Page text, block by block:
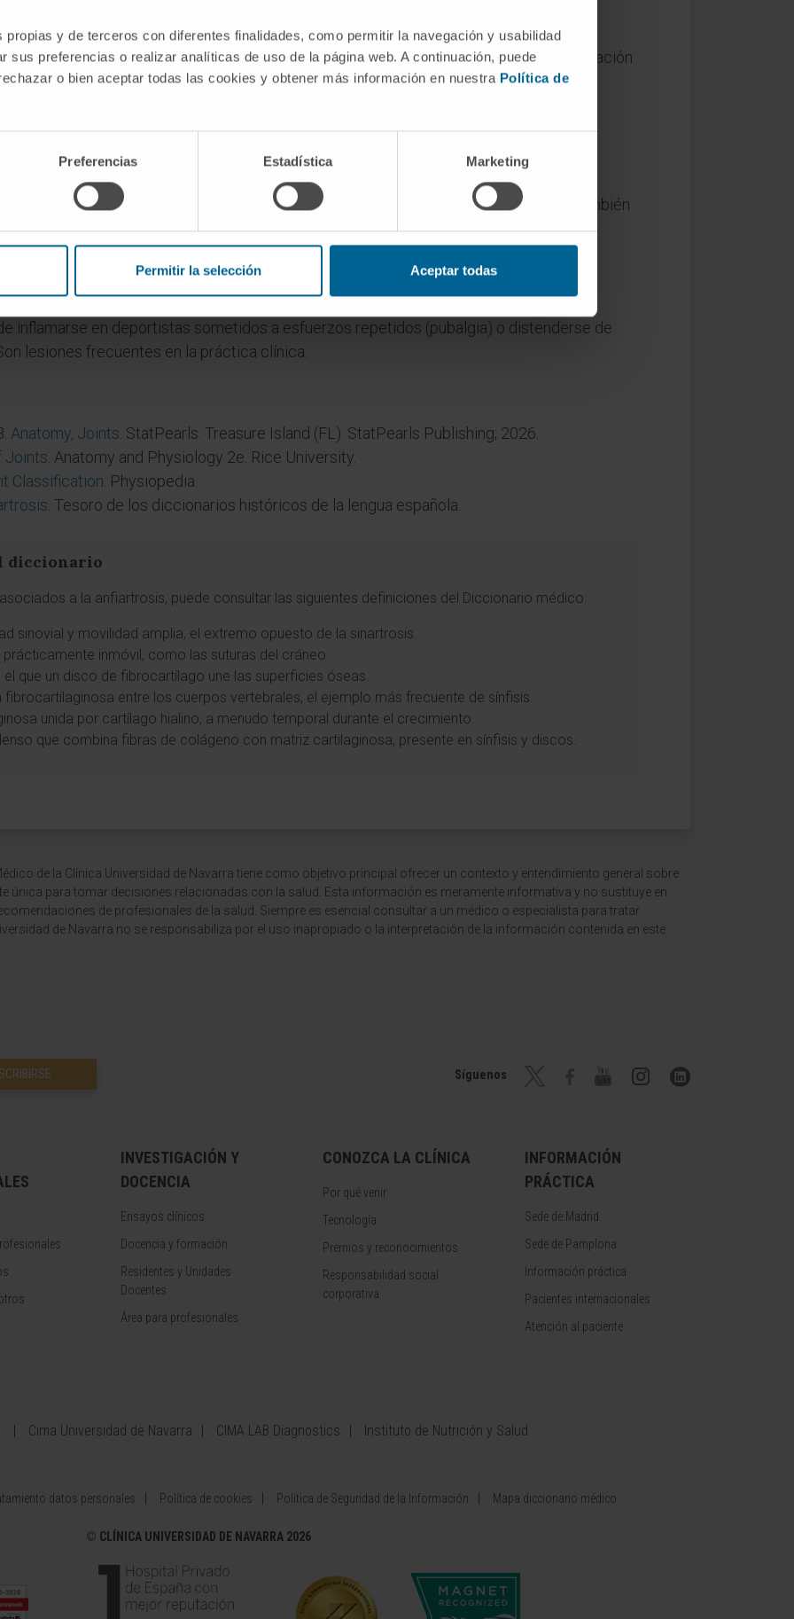
propias y de terceros con diferentes finalidades, como permitir la navegación y usabilidad
sus preferencias o realizar analíticas de uso de la página web. A continuación, puede
o bien aceptar todas las cookies y obtener más información en nuestra Política de
Preferencias Estadística Marketing
Permitir la selección Aceptar todas
anfiartrosis?
o «a ambos lados», y ἄρθρωσις (árthrosis), «articulación». El prefijo sugiere una articulación
espectro funcional: ni completamente fija ni libremente móvil.
que las articulaciones cartilaginosas?
una categoría funcional (se refiere al grado de movilidad), mientras que «articulación
(se refiere al tejido que une los huesos). La mayoría de las articulaciones
pero algunas articulaciones fibrosas, como la sindesmosis tibioperonea, también
anfiartrosis sin contener cartílago entre los huesos.
sínfisis, pueden herniarse o degenerarse con el envejecimiento y la sobrecarga
inflamarse en deportistas sometidos a esfuerzos repetidos (pubalgia) o distenderse de
lesiones frecuentes en la práctica clínica.
Anatomy, Joints . StatPearls. Treasure Island (FL): StatPearls Publishing; 2026.
Joints . Anatomy and Physiology 2e. Rice University.
Classification . Physiopedia.
. Tesoro de los diccionarios históricos de la lengua española.
diccionario
a la anfiartrosis, puede consultar las siguientes definiciones del Diccionario médico:
sinovial y movilidad amplia, el extremo opuesto de la sinartrosis.
inmóvil, como las suturas del cráneo.
que un disco de fibrocartílago une las superficies óseas.
fibrocartilaginosa entre los cuerpos vertebrales, el ejemplo más frecuente de sínfisis.
unida por cartílago hialino, a menudo temporal durante el crecimiento.
que combina fibras de colágeno con matriz cartilaginosa, presente en sínfisis y discos.
de la Clínica Universidad de Navarra tiene como objetivo principal ofrecer un contexto y entendimiento general sobre
única para tomar decisiones relacionadas con la salud. Esta información es meramente informativa y no sustituye en
de profesionales de la salud. Siempre es esencial consultar a un médico o especialista para tratar
de Navarra no se responsabiliza por el uso inapropiado o la interpretación de la información contenida en este
Síguenos
INVESTIGACIÓN Y
DOCENCIA
Ensayos clínicos
Docencia y formación
Residentes y Unidades
Docentes
Área para profesionales
CONOZCA LA CLÍNICA
Por qué venir
Tecnología
Premios y reconocimientos
Responsabilidad social
corporativa
INFORMACIÓN
PRÁCTICA
Sede de Madrid
Sede de Pamplona
Información práctica
Pacientes internacionales
Atención al paciente
Cima Universidad de Navarra CIMA LAB Diagnostics Instituto de Nutrición y Salud
datos personales Política de cookies Política de Seguridad de la Información Mapa diccionario médico
© CLÍNICA UNIVERSIDAD DE NAVARRA 2026